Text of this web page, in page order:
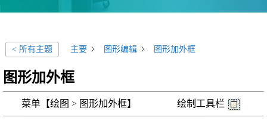
< 所有主题 主要 图形编辑 图形加外框
图形加外框
菜单【绘图 > 图形加外框】 绘制工具栏